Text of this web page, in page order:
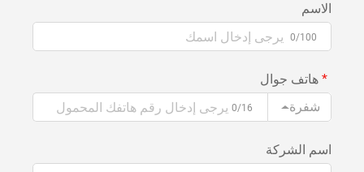
الاسم
0/100
هاتف جوال
شفرة
0/16
اسم الشركة